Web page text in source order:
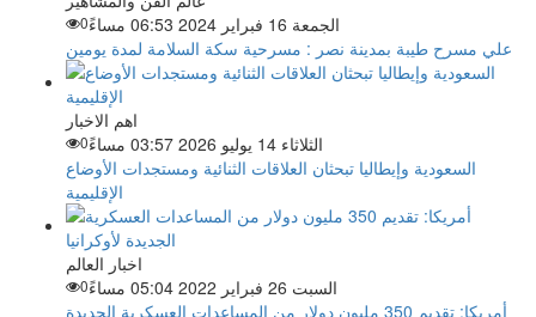
الجمعة 16 فبراير 2024 06:53 مساءً
0
علي مسرح طيبة بمدينة نصر : مسرحية سكة السلامة لمدة يومين
اهم الاخبار
الثلاثاء 14 يوليو 2026 03:57 مساءً
0
السعودية وإيطاليا تبحثان العلاقات الثنائية ومستجدات الأوضاع
الإقليمية
اخبار العالم
السبت 26 فبراير 2022 05:04 مساءً
0
أمريكا: تقديم 350 مليون دولار من المساعدات العسكرية الجديدة